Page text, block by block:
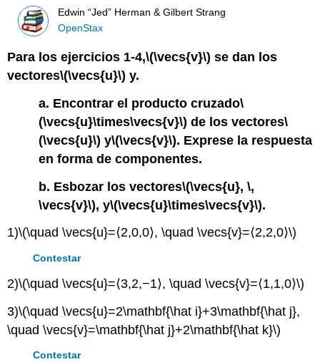
Edwin “Jed” Herman & Gilbert Strang
OpenStax
Para los ejercicios 1-4,\(\vecs{v}\) se dan los
vectores\(\vecs{u}\) y.
a. Encontrar el producto cruzado\
(\vecs{u}\times\vecs{v}\) de los vectores\
(\vecs{u}\) y\(\vecs{v}\). Exprese la respuesta
en forma de componentes.
b. Esbozar los vectores\(\vecs{u}, \,
\vecs{v}\), y\(\vecs{u}\times\vecs{v}\).
1)\(\quad \vecs{u}=⟨2,0,0⟩, \quad \vecs{v}=⟨2,2,0⟩\)
Contestar
2)\(\quad \vecs{u}=⟨3,2,−1⟩, \quad \vecs{v}=⟨1,1,0⟩\)
3)\(\quad \vecs{u}=2\mathbf{\hat i}+3\mathbf{\hat j},
\quad \vecs{v}=\mathbf{\hat j}+2\mathbf{\hat k}\)
Contestar